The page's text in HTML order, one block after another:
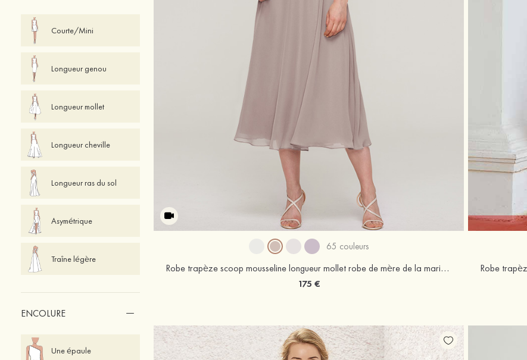
Courte/Mini
Longueur genou
Longueur mollet
Longueur cheville
Longueur ras du sol
Asymétrique
Traîne légère
ENCOLURE
Une épaule
65 couleurs
Robe trapèze scoop mousseline longueur mollet robe de mère de la mariée avec dentelle veste
175 €